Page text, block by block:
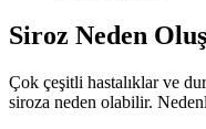
Siroz Neden
Çok çeşitli hastalıklar ve
siroza neden olabilir.